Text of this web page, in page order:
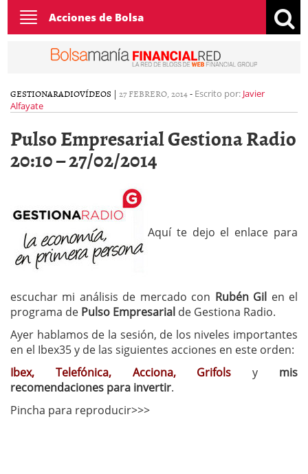
Toggle
navigation
Acciones de Bolsa
GESTIONARADIOVÍDEOS | 27 FEBRERO, 2014- Escrito por: Javier
Alfayate
Pulso Empresarial Gestiona Radio
20:10 – 27/02/2014
Aquí te dejo el enlace para
escuchar mi análisis de mercado con Rubén Gil en el
programa de Pulso Empresarial de Gestiona Radio.
Ayer hablamos de la sesión, de los niveles importantes
en el Ibex35 y de las siguientes acciones en este orden:
Ibex, Telefónica, Acciona, Grifols y mis
recomendaciones para invertir.
Pincha para reproducir>>>